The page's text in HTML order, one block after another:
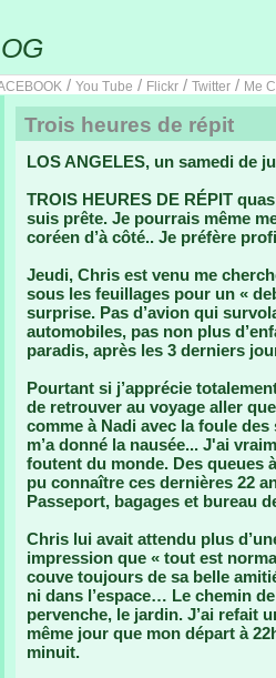
/ You Tube / Flickr / Twitter / Me
Trois heures de répit
LOS ANGELES, un samedi de
TROIS HEURES DE RÉPIT
suis prête. Je pourrais même
coréen d’à côté.. Je préfère
Jeudi, Chris est venu me
sous les feuillages pour un «
surprise. Pas d’avion qui
automobiles, pas non plus
paradis, après les 3 derniers
Pourtant si j’apprécie
de retrouver au voyage aller
comme à Nadi avec la foule
m’a donné la nausée... J'ai
foutent du monde. Des queues
pu connaître ces dernières 22
Passeport, bagages et bureau
Chris lui avait attendu plus
impression que « tout est
couve toujours de sa belle
ni dans l’espace… Le chemin
pervenche, le jardin. J’ai refait
même jour que mon départ à
minuit.